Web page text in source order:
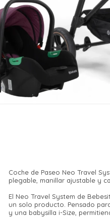
Coche de Paseo Neo Travel
plegable, manillar ajustable y
El Neo Travel System de
un solo producto. Pensado
y una babysilla i-Size,